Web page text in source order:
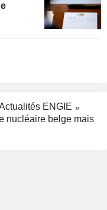
ENGIE
nucléaire belge mais